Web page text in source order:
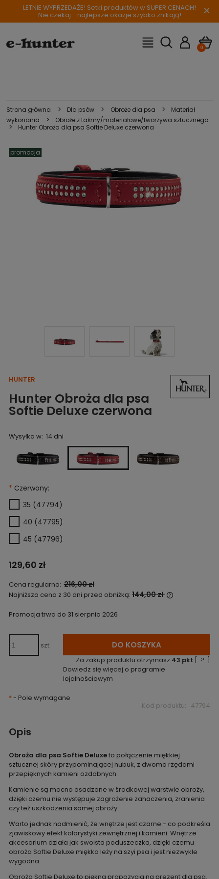
LETNIE WYPRZEDAŻE! Setki produktów w SUPER CENACH!
Nie czekaj - najlepsze okazje szybko znikają! ×
Strona główna > Dla psów > Obroże dla psa >
Materiał
wykonania
> Obroże z taśmy/materiałowe/tworzywa sztucznego
> Hunter Obroża dla psa Softie Deluxe czerwona
promocja
HUNTER
Hunter Obroża dla psa
Softie Deluxe czerwona
Wysyłka w: 14 dni
* Czerwony:
35 (47794)
40 (47795)
45 (47796)
129,60 zł
Cena regularna: 216,00 zł
Najniższa cena z 30 dni przed obniżką: 144,00 zł
pojawił się
Promocja trwa do 31 sierpnia 2026
szt. DO KOSZYKA
Za zakup produktu otrzymasz 43 pkt [ ? ]
Dowiedz się więcej o programie
lojalnościowym
*- Pole wymagane
Kod produktu: 47794
Opis
Obroża dla psa Softie Deluxeto połączenie miękkiej
sztucznej skóry przypominającej nubuk, z dwoma rzędami
przepięknych kamieni ozdobnych.
Kamienie są mocno osadzone w środkowej warstwie obroży,
dzięki czemu nie występuje zagrożenie zahaczenia, zranienia
czy też uszkodzenia samej obroży.
Warto jednak nadmienić, że wnętrze jest czarne - co podkreśla
zjawiskowy efekt kolorystyki zewnętrznej i kamieni. Wnętrze
akcesorium działa jak swoista poduszeczka, dzięki czemu
obroża Softie Deluxe miękko leży na szyi psa i jest niezwykle
wygodna.
Obroża Softie Deluxe to piękna propozycja na prezent dla psa.